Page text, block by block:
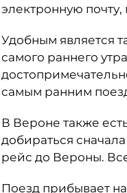
электронную почту,
Удобным является
самого раннего
самым ранним
В Вероне также
добираться
рейс до Вероны.
Поезд прибывает